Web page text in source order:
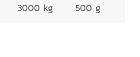
3000 kg 500 g